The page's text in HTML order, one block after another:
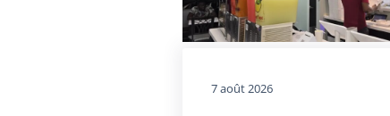
7 août 2026